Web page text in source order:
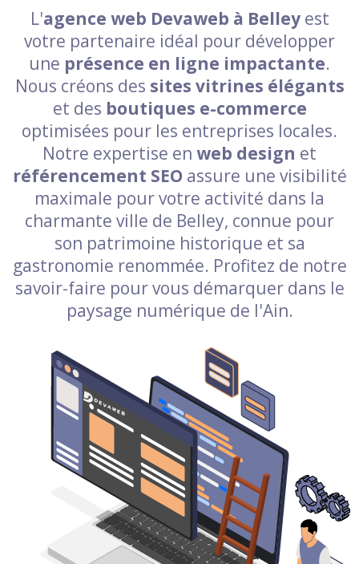
L'agence web Devaweb à Belleyest
votre partenaire idéal pour développer
une présence en ligne impactante.
Nous créons des sites vitrines élégants
et des boutiques e-commerce
optimisées pour les entreprises locales.
Notre expertise en web design et
référencement SEOassure une visibilité
maximale pour votre activité dans la
charmante ville de Belley, connue pour
son patrimoine historique et sa
gastronomie renommée. Profitez de notre
savoir-faire pour vous démarquer dans le
paysage numérique de l'Ain.